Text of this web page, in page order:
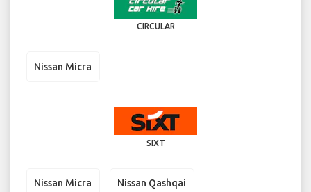
CIRCULAR
Nissan Micra
SIXT
Nissan Micra Nissan Qashqai